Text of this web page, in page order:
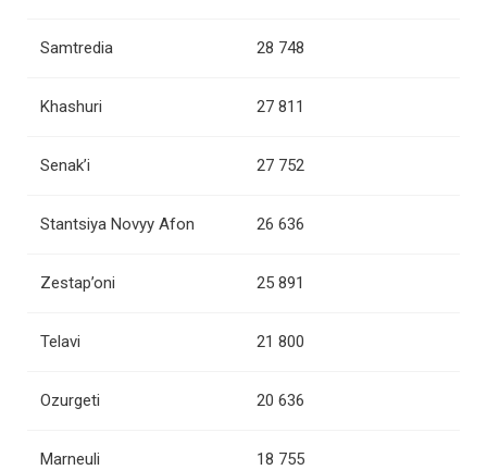
Samtredia 28 748
Khashuri 27 811
Senak’i 27 752
Stantsiya Novyy Afon 26 636
Zestap’oni 25 891
Telavi 21 800
Ozurgeti 20 636
Marneuli 18 755